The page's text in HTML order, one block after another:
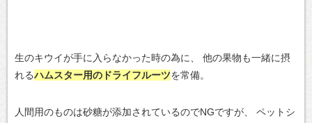
生のキウイが手に入らなかった時の為に、
他の果物も一緒に摂
れるハムスター用のドライフルーツを常備。
人間用のものは砂糖が添加されているのでNGですが、
ペットシ